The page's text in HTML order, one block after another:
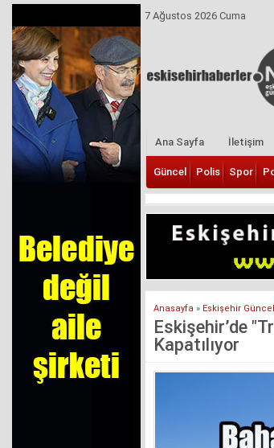
7 Ağustos 2026 Cuma
Ana Sayfa İletişim
Güncel Polis Spor
Anasayfa » Eskişehir
Eskişehir’de
Kapatılıyor